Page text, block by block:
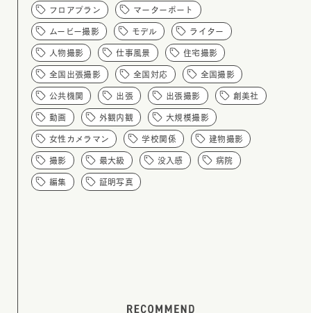
フロアプラン マーターポート
ムービー撮影 モデル ライター
人物撮影 仕事風景 住宅撮影
全国出張撮影 全国対応 全国撮影
公共機関 出張 出張撮影 創美社
動画 外観内観 大規模撮影
女性カメラマン 学校関係 建物撮影
撮影 最大級 没入感 病院
編集 証明写真